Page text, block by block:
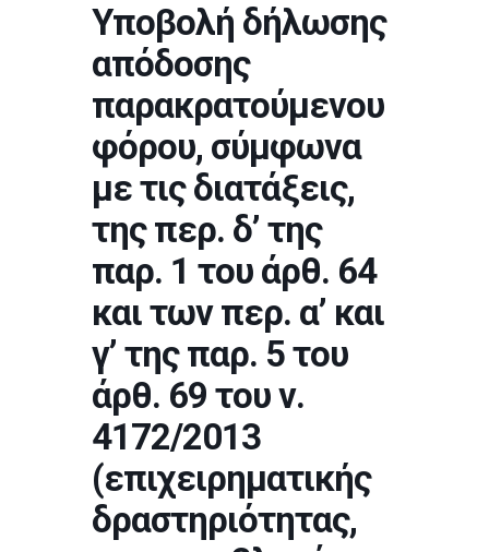
Υποβολή δήλωσης
απόδοσης
παρακρατούμενου
φόρου, σύμφωνα
με τις διατάξεις,
της περ. δ’ της
παρ. 1 του άρθ. 64
και των περ. α’ και
γ’ της παρ. 5 του
άρθ. 69 του ν.
4172/2013
(επιχειρηματικής
δραστηριότητας,